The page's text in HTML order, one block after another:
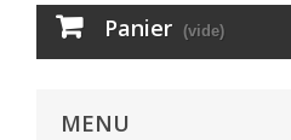
Panier (vide)
MENU